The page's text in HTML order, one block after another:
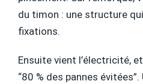
du timon : une structure
fixations.
Ensuite vient l’électricité,
“80 % des pannes